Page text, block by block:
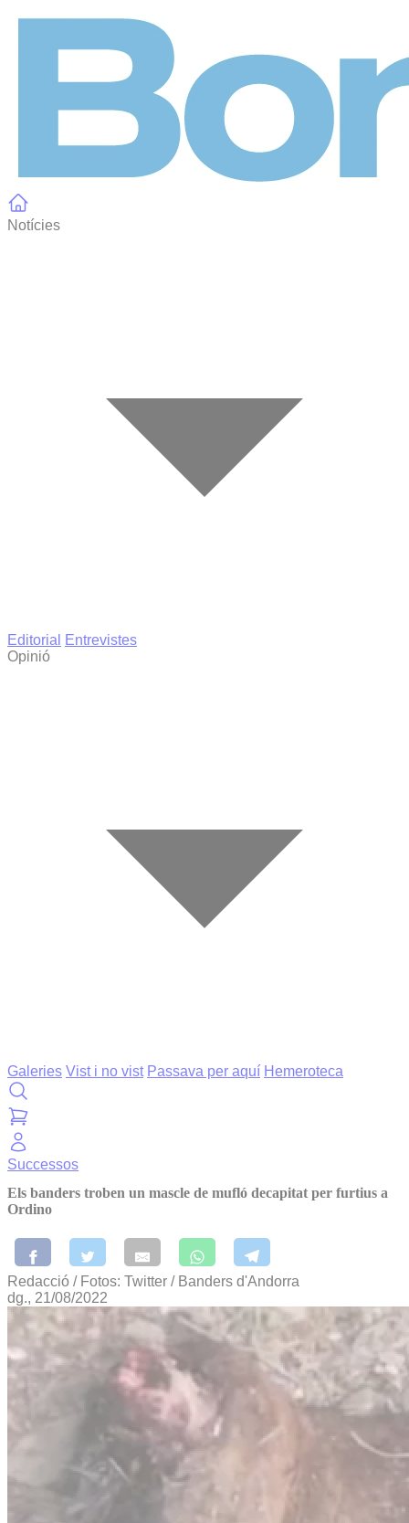
Notícies
Editorial
Entrevistes
Opinió
Galeries Vist i no vist Passava per aquí Hemeroteca
Successos
Els banders troben un mascle de mufló decapitat per furtius a
Ordino
Redacció / Fotos: Twitter / Banders d'Andorra
dg., 21/08/2022